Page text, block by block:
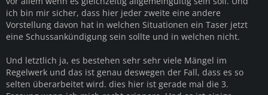
ich bin mir sicher, dass hier jeder zweite eine andere
Vorstellung davon hat in welchen Situationen ein Taser jetzt
eine Schussankündigung sein sollte und in welchen nicht.
Und letztlich ja, es bestehen sehr sehr viele Mängel im
Regelwerk und das ist genau deswegen der Fall, dass es so
selten überarbeitet wird. dies hier ist gerade mal die 3.